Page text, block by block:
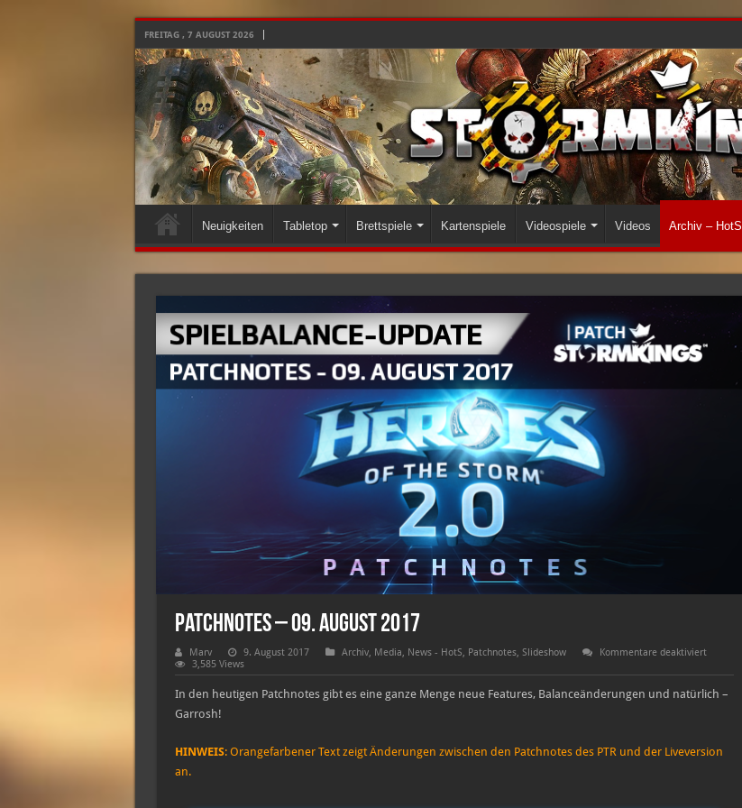
FREITAG , 7 AUGUST 2026
Neuigkeiten Tabletop Brettspiele Kartenspiele Videospiele Videos Archiv – HotS
Patchnotes – 09. August 2017
Marv 9. August 2017 Archiv, Media, News - HotS, Patchnotes, Slideshow Kommentare deaktiviertfür
–
09.
August
3,585 Views
In den heutigen Patchnotes gibt es eine ganze Menge neue Features, Balanceänderungen und natürlich –
Garrosh!
HINWEIS: Orangefarbener Text zeigt Änderungen zwischen den Patchnotes des PTR und der Liveversion
an.